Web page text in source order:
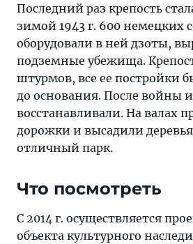
Последний раз крепость
зимой 1943 г. 600 немецких
оборудовали в ней дзоты,
подземные убежища.
штурмов, все ее постройки
до основания. После войны
восстанавливали. На валах
дорожки и высадили
отличный парк.
Что посмотреть
С 2014 г. осуществляется
объекта культурного